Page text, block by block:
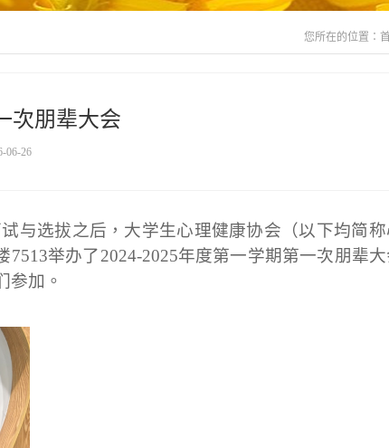
您所在的位置：
次朋辈大会
06-26
与选拔之后，大学生心理健康协会（以下均简称
7513举办了2024-2025年度第一学期第一次朋辈
参加。